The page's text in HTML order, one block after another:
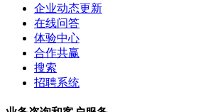
企业动态更新
在线问答
体验中心
合作共赢
搜索
招聘系统